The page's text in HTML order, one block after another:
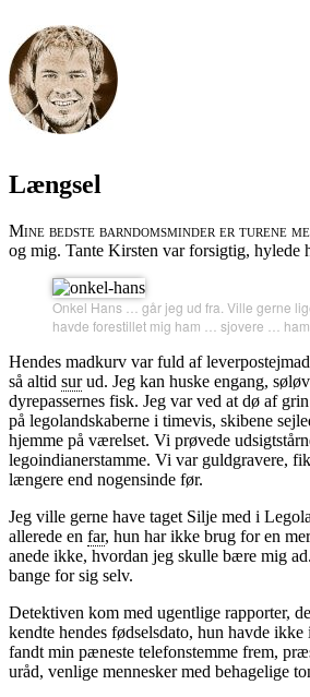
Længsel
Mine bedste barndomsminder er turene
og mig. Tante Kirsten var forsigtig, hylede
Onkel Hans … går jeg ud fra. Ville gerne
havde forestillet mig ham … sjovere …
Hendes madkurv var fuld af
så altid surud. Jeg kan huske engang,
dyrepassernes fisk. Jeg var ved at dø af
på legolandskaberne i timevis, skibene
hjemme på værelset. Vi prøvede
legoindianerstamme. Vi var guldgravere,
længere end nogensinde før.
Jeg ville gerne have taget Silje med i
allerede en far, hun har ikke brug for en
anede ikke, hvordan jeg skulle bære mig
bange for sig selv.
Detektiven kom med ugentlige rapporter,
kendte hendes fødselsdato, hun havde
fandt min pæneste telefonstemme frem,
uråd, venlige mennesker med behagelige